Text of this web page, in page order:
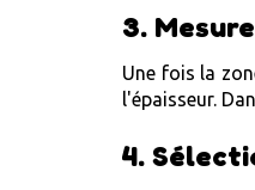
3.
Une fois la
l'épaisseur.
4.